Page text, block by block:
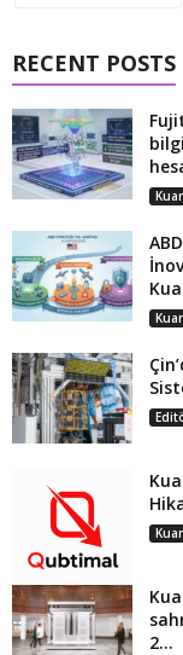
RECENT POSTS
2...